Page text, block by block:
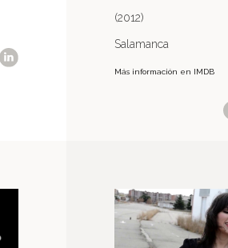
(2012)
Salamanca
Más información en IMDB